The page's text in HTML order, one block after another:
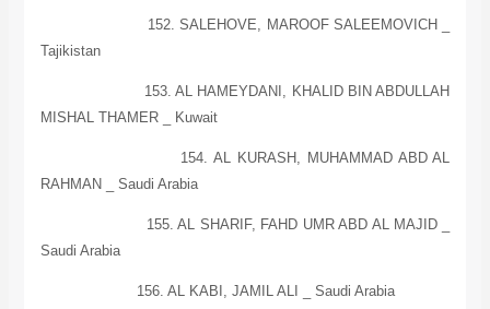
152. SALEHOVE, MAROOF SALEEMOVICH _
Tajikistan
153. AL HAMEYDANI, KHALID BIN ABDULLAH
MISHAL THAMER _ Kuwait
154. AL KURASH, MUHAMMAD ABD AL
RAHMAN _ Saudi Arabia
155.AL SHARIF, FAHD UMR ABD AL MAJID _
Saudi Arabia
156. AL KABI, JAMIL ALI _ Saudi Arabia